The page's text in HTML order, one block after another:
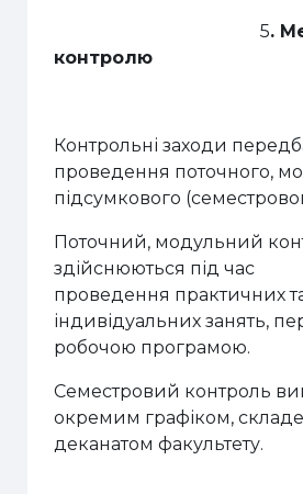
5.
контролю
Контрольні заходи
проведення поточного,
підсумкового
Поточний, модульний
здійснюються під час
проведення практичних
індивідуальних занять,
робочою програмою.
Семестровий контроль
окремим графіком,
деканатом факультету.